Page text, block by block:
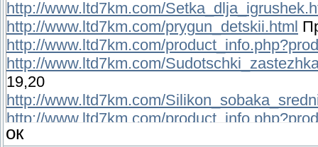
http://www.ltd7km.com/
http://www.ltd7km.com/prygun_detskii.html
http://www.ltd7km.com/
http://www.ltd7km.com/
19,20
http://www.ltd7km.com/
http://www.ltd7km.com/
(мишка) 3 грн 1 шт
ок